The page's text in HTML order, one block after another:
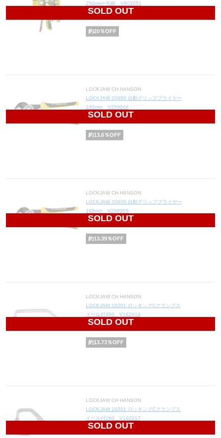
SOLD OUT
250mm+先細 V803051
2,948
約20％OFF
SOLD OUT
LOCKJAW CH HANSON
LOCKJAW 20900 自動グリッププライヤー
240mm V209006
2,065
約13.6％OFF
SOLD OUT
LOCKJAW CH HANSON
LOCKJAW 20600 自動グリッププライヤー
165mm V206005
1,410
約13.39％OFF
SOLD OUT
LOCKJAW CH HANSON
LOCKJAW 18201 ロッキングCクランプス
イベル付480 V182019
4,840
約13.73％OFF
SOLD OUT
LOCKJAW CH HANSON
LOCKJAW 10201 ロッキングCクランプス
イベル付280 V102017
3,625